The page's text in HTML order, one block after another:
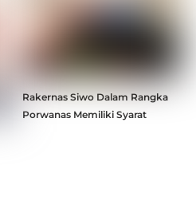
Rakernas Siwo Dalam Rangka
Porwanas Memiliki Syarat